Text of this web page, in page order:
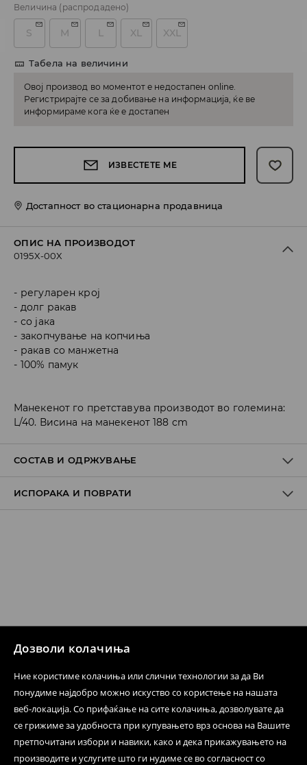
Дозволи колачиња
Ние користиме колачиња или слични технологии за да Ви
понудиме најдобро можно искуство со користење на нашата
веб-локација. Со прифаќање на сите колачиња, дозволувате да
се грижиме за удобноста при купувањето врз основа на Вашите
претпочитани избори и навики, како и дека прикажувањето на
производите и услугите што ги нудиме се во согласност со
Величина (распродадено)
S M L XL XXL
Табела на величини
Овој производ во моментот е недостапен online.
Регистрирајте се за добивање на информација, ќе ве
информираме кога ќе е достапен
ИЗВЕСТЕТЕ МЕ
Достапност во стационарна продавница
ОПИС НА ПРОИЗВОДОТ
0195X-00X
регуларен крој
долг ракав
со јака
закопчување на копчиња
ракав со манжетна
100% памук
Манекенот го претставува производот во големина:
L/40. Висина на манекенот 188 cm
СОСТАВ И ОДРЖУВАЊЕ
Материјал I: 100% COTTON
ИСПОРАКА И ПОВРАТИ
Логистички провајдер Милшпед/курир Мик Мик
249 MKD
7-14 работни дена
Логистички провајдер Милшпед/курир Мик Мик
(плаќање при испорака)
259 MKD
7-14 работни дена